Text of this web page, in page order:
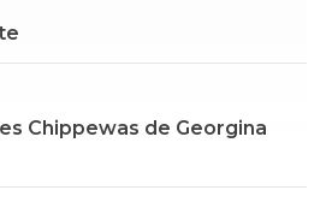
Chippewas de Georgina